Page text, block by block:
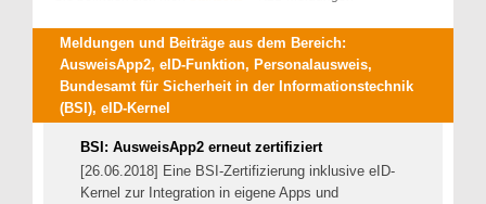
Meldungen und Beiträge aus dem Bereich:
AusweisApp2, eID-Funktion, Personalausweis,
Bundesamt für Sicherheit in der Informationstechnik
(BSI), eID-Kernel
BSI: AusweisApp2 erneut zertifiziert
[26.06.2018] Eine BSI-Zertifizierung inklusive eID-
Kernel zur Integration in eigene Apps und